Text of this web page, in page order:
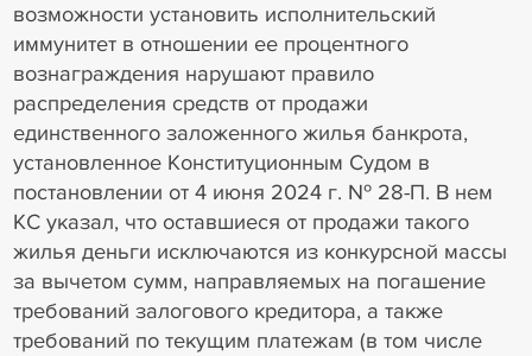
возможности установить исполнительский
иммунитет в отношении ее процентного
вознаграждения нарушают правило
распределения средств от продажи
единственного заложенного жилья банкрота,
установленное Конституционным Судом в
постановлении от 4 июня 2024 г. № 28-П. В нем
КС указал, что оставшиеся от продажи такого
жилья деньги исключаются из конкурсной массы
за вычетом сумм, направляемых на погашение
требований залогового кредитора, а также
требований по текущим платежам (в том числе